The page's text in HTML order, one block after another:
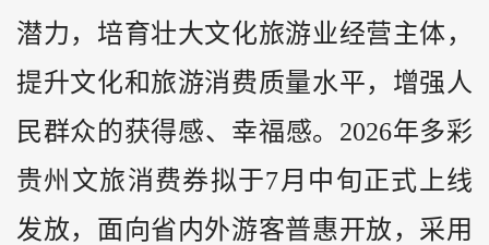
潜力，培育壮大文化旅游业经营主体，
提升文化和旅游消费质量水平，增强人
民群众的获得感、幸福感。2026年多彩
贵州 文旅消费券拟于7月中旬正式上线
发放，面向省内外游客普惠开放，采用